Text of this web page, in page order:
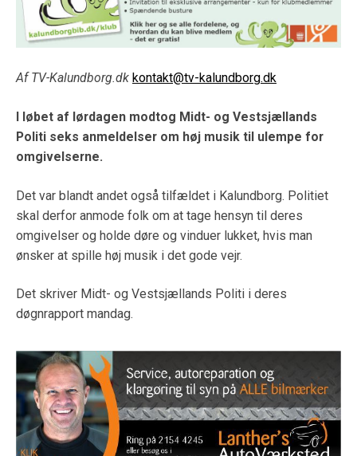
Af TV-Kalundborg.dk kontakt@tv-kalundborg.dk
I løbet af lørdagen modtog Midt- og Vestsjællands
Politi seks anmeldelser om høj musik til ulempe for
omgivelserne.
Det var blandt andet også tilfældet i Kalundborg. Politiet
skal derfor anmode folk om at tage hensyn til deres
omgivelser og holde døre og vinduer lukket, hvis man
ønsker at spille høj musik i det gode vejr.
Det skriver Midt- og Vestsjællands Politi i deres
døgnrapport mandag.